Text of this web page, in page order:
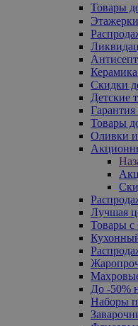
Товары
Керамика
Скидки
Детские
Гарантия
Товары
Оливки
Лучшая
Товары с
Кухонный
До -50%
Наборы